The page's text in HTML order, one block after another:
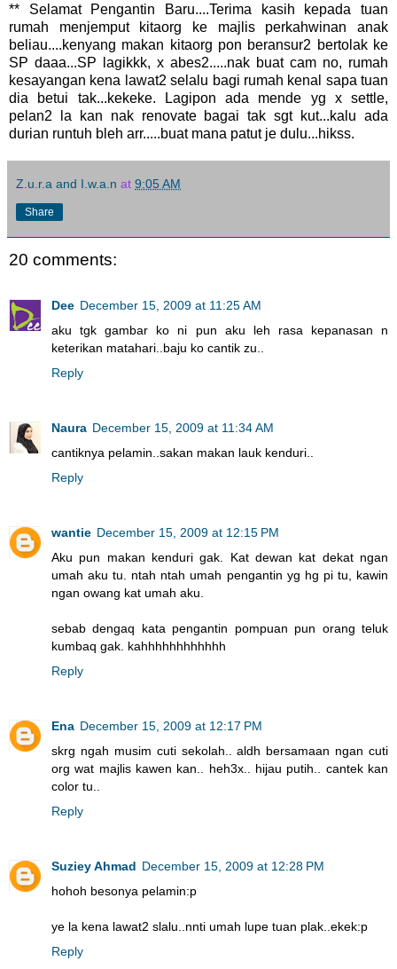
** Selamat Pengantin Baru....Terima kasih kepada tuan
rumah menjemput kitaorg ke majlis perkahwinan anak
beliau....kenyang makan kitaorg pon beransur2 bertolak ke
SP daaa...SP lagikkk, x abes2.....nak buat cam no, rumah
kesayangan kena lawat2 selalu bagi rumah kenal sapa tuan
dia betui tak...kekeke. Lagipon ada mende yg x settle,
pelan2 la kan nak renovate bagai tak sgt kut...kalu ada
durian runtuh bleh arr.....buat mana patut je dulu...hikss.
Z.u.r.a and I.w.a.n at 9:05 AM
Share
20 comments:
Dee December 15, 2009 at 11:25 AM
aku tgk gambar ko ni pun aku leh rasa kepanasan n
keterikan matahari..baju ko cantik zu..
Reply
Naura December 15, 2009 at 11:34 AM
cantiknya pelamin..sakan makan lauk kenduri..
Reply
wantie December 15, 2009 at 12:15 PM
Aku pun makan kenduri gak. Kat dewan kat dekat ngan
umah aku tu. ntah ntah umah pengantin yg hg pi tu, kawin
ngan owang kat umah aku.
sebab dengaq kata pengantin pompuan pun orang teluk
kumbaq gak. kahhhhhhhhhhhh
Reply
Ena December 15, 2009 at 12:17 PM
skrg ngah musim cuti sekolah.. aldh bersamaan ngan cuti
org wat majlis kawen kan.. heh3x.. hijau putih.. cantek kan
color tu..
Reply
Suziey Ahmad December 15, 2009 at 12:28 PM
hohoh besonya pelamin:p
ye la kena lawat2 slalu..nnti umah lupe tuan plak..ekek:p
Reply